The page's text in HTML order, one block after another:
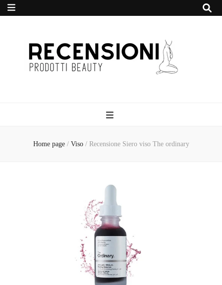
Prodotti Beauty
Home page / Viso / Recensione Siero viso The ordinary